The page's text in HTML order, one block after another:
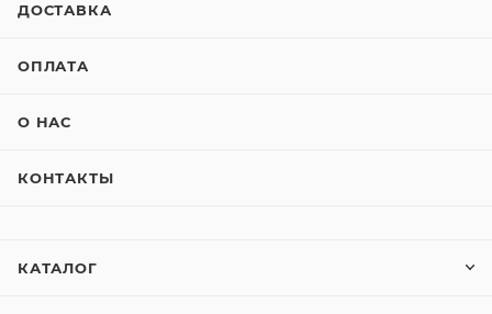
ДОСТАВКА
ОПЛАТА
О НАС
КОНТАКТЫ
КАТАЛОГ